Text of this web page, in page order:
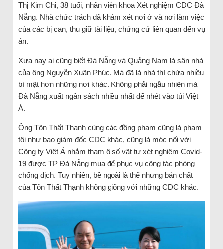
Thị Kim Chi, 38 tuổi, nhân viên khoa Xét nghiệm CDC Đà
Nẵng. Nhà chức trách đã khám xét nơi ở và nơi làm việc
của các bị can, thu giữ tài liệu, chứng cứ liên quan đến vụ
án.
Xưa nay ai cũng biết Đà Nẵng và Quảng Nam là sân nhà
của ông Nguyễn Xuân Phúc. Mà đã là nhà thì chứa nhiều
bí mật hơn những nơi khác. Không phải ngẫu nhiên mà
Đà Nẵng xuất ngân sách nhiều nhất để nhét vào túi Việt
Á.
Ông Tôn Thất Thạnh cùng các đồng phạm cũng là phạm
tội như bao giám đốc CDC khác, cũng là móc nối với
Công ty Việt Á nhằm tham ô số vật tư xét nghiệm Covid-
19 được TP Đà Nẵng mua để phục vụ công tác phòng
chống dịch. Tuy nhiên, bề ngoài là thế nhưng bản chất
của Tôn Thất Thạnh không giống với những CDC khác.